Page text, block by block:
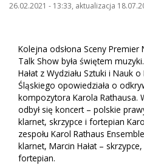
26.02.2021 - 13:33, aktualizacja
Kolejna odsłona Sceny
Talk Show była świętem
Hałat z Wydziału Sztuki i Nauk
Śląskiego opowiedziała o
kompozytora Karola Rathausa.
odbył się koncert – polskie
klarnet, skrzypce i fortepian
zespołu Karol Rathaus
klarnet, Marcin Hałat –
fortepian.